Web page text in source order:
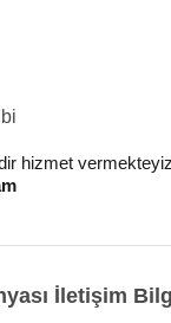
hizmet
İletişim